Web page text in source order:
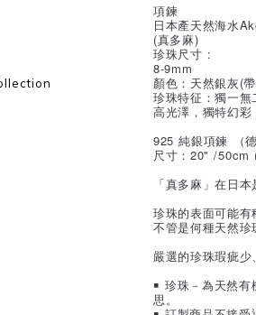
項鍊
日本產天然海水
(真多麻)
珍珠尺寸 :
8-9mm
顏色：天然銀灰(帶
珍珠特征：獨一無
高光澤，獨特幻彩
925 純銀項鍊 （德
尺寸：20" /50cm
「真多麻」在日
珍珠的表面可能有
不管是何種天然珍
嚴選的珍珠瑕疵少
￭ 珍珠－為天然有
思。